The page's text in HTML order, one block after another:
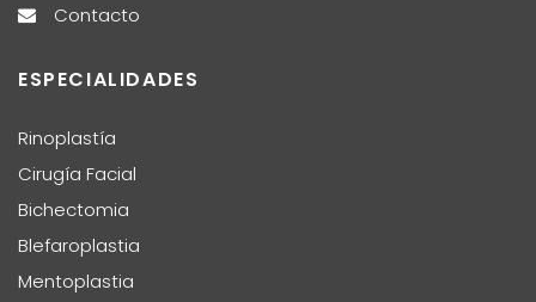
Contacto
ESPECIALIDADES
Rinoplastía
Cirugía Facial
Bichectomia
Blefaroplastia
Mentoplastia